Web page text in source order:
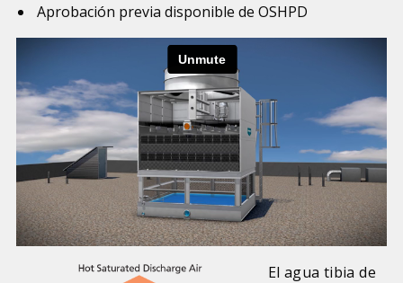
Aprobación previa disponible de OSHPD
El agua tibia de